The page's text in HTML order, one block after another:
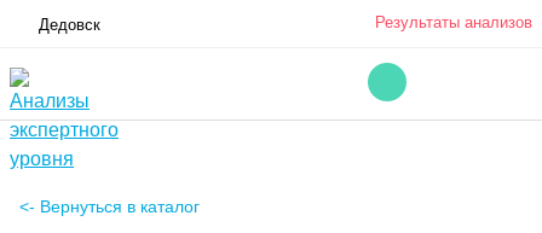
Дедовск Результаты анализов
<- Вернуться в каталог